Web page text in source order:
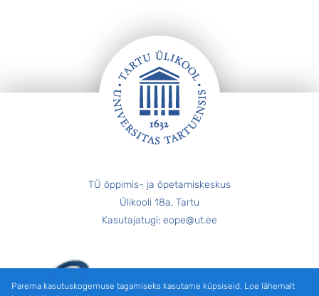
TÜ õppimis- ja õpetamiskeskus
Ülikooli 18a, Tartu
Kasutajatugi: eope@ut.ee
Parema kasutuskogemuse tagamiseks kasutame küpsiseid. Loe lähemalt